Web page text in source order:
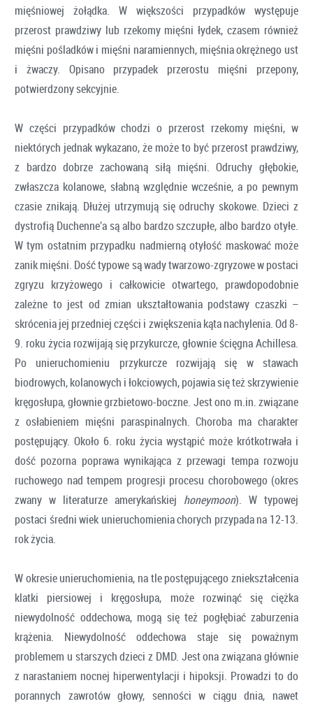
mięśniowej żołądka. W większości przypadków występuje
przerost prawdziwy lub rzekomy mięśni łydek, czasem również
mięśni pośladków i mięśni naramiennych, mięśnia okrężnego ust
i żwaczy. Opisano przypadek przerostu mięśni przepony,
potwierdzony sekcyjnie.
W części przypadków chodzi o przerost rzekomy mięśni, w
niektórych jednak wykazano, że może to być przerost prawdziwy,
z bardzo dobrze zachowaną siłą mięśni. Odruchy głębokie,
zwłaszcza kolanowe, słabną względnie wcześnie, a po pewnym
czasie znikają. Dłużej utrzymują się odruchy skokowe. Dzieci z
dystrofią Duchenne’a są albo bardzo szczupłe, albo bardzo otyłe.
W tym ostatnim przypadku nadmierną otyłość maskować może
zanik mięśni. Dość typowe są wady twarzowo-zgryzowe w postaci
zgryzu krzyżowego i całkowicie otwartego, prawdopodobnie
zależne to jest od zmian ukształtowania podstawy czaszki –
skrócenia jej przedniej części i zwiększenia kąta nachylenia. Od 8-
9. roku życia rozwijają się przykurcze, głownie ścięgna Achillesa.
Po unieruchomieniu przykurcze rozwijają się w stawach
biodrowych, kolanowych i łokciowych, pojawia się też skrzywienie
kręgosłupa, głownie grzbietowo-boczne. Jest ono m.in. związane
z osłabieniem mięśni paraspinalnych. Choroba ma charakter
postępujący. Około 6. roku życia wystąpić może krótkotrwała i
dość pozorna poprawa wynikająca z przewagi tempa rozwoju
ruchowego nad tempem progresji procesu chorobowego (okres
zwany w literaturze amerykańskiej honeymoon). W typowej
postaci średni wiek unieruchomienia chorych przypada na 12-13.
rok życia.
W okresie unieruchomienia, na tle postępującego zniekształcenia
klatki piersiowej i kręgosłupa, może rozwinąć się ciężka
niewydolność oddechowa, mogą się też pogłębiać zaburzenia
krążenia. Niewydolność oddechowa staje się poważnym
problemem u starszych dzieci z DMD. Jest ona związana głównie
z narastaniem nocnej hiperwentylacji i hipoksji. Prowadzi to do
porannych zawrotów głowy, senności w ciągu dnia, nawet